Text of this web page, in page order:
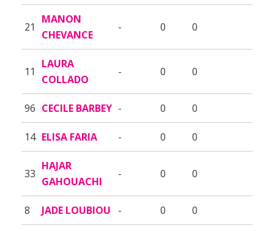
21
MANON
CHEVANCE
- 0 0
11
LAURA
COLLADO
- 0 0
96 CECILE BARBEY - 0 0
14 ELISA FARIA - 0 0
33
HAJAR
GAHOUACHI
- 0 0
8 JADE LOUBIOU - 0 0